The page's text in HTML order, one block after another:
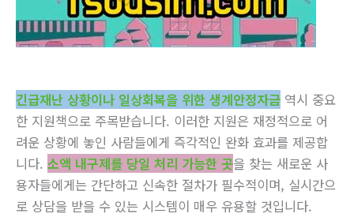
긴급재난 상황이나 일상회복을 위한 생계안정자금 역시 중요
한 지원책으로 주목받습니다. 이러한 지원은 재정적으로 어
려운 상황에 놓인 사람들에게 즉각적인 완화 효과를 제공합
니다. 소액 내구제를 당일 처리 가능한 곳을 찾는 새로운 사
용자들에게는 간단하고 신속한 절차가 필수적이며, 실시간으
로 상담을 받을 수 있는 시스템이 매우 유용할 것입니다.